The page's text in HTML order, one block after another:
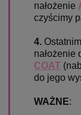
nałożenie
czyścimy
4.
nałożenie
COAT
do jego
WAŻNE: